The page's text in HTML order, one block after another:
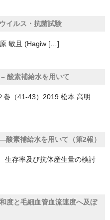
イルス・抗菌試験
敏且 (Hagiw […]
酸素補給水を用いて
（41-43）2019 松本 高明
素補給水を用いて（第2報）
生存率及び抗体産生量の検討
度と毛細血管血流速度へ及ぼ